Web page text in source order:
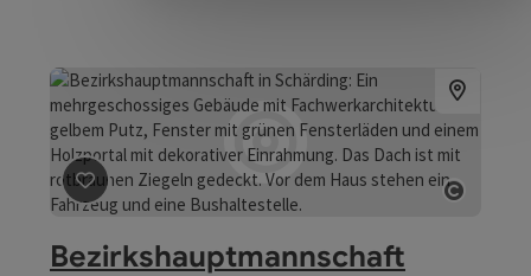
Beitrag merken: Bezirkshauptmannschaft
Bezirkshauptmannschaft